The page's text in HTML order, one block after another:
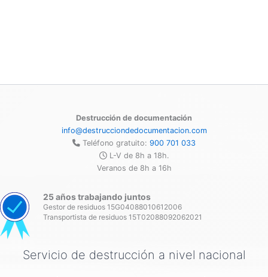
Destrucción de documentación
info@destrucciondedocumentacion.com
Teléfono gratuito: 900 701 033
L-V de 8h a 18h.
Veranos de 8h a 16h
25 años trabajando juntos
Gestor de residuos 15G04088010612006
Transportista de residuos 15T02088092062021
Servicio de destrucción a nivel nacional